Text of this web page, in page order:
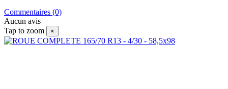
Commentaires (0)
Aucun avis
Tap to zoom
×